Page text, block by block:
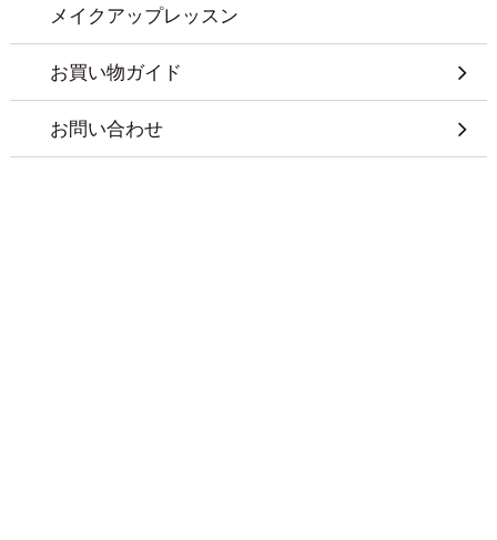
メイクアップレッスン
お買い物ガイド
お問い合わせ